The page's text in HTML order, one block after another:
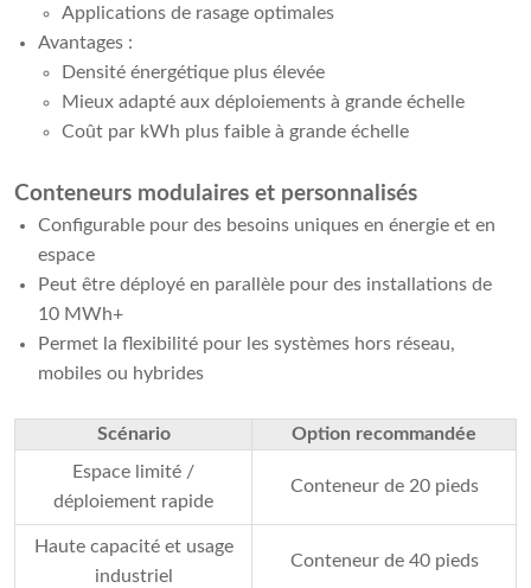
Applications de rasage optimales
Avantages :
Densité énergétique plus élevée
Mieux adapté aux déploiements à grande échelle
Coût par kWh plus faible à grande échelle
Conteneurs modulaires et personnalisés
Configurable pour des besoins uniques en énergie et en
espace
Peut être déployé en parallèle pour des installations de
10 MWh+
Permet la flexibilité pour les systèmes hors réseau,
mobiles ou hybrides
Scénario
Option recommandée
Espace limité /
déploiement rapide
Conteneur de 20 pieds
Haute capacité et usage
industriel
Conteneur de 40 pieds